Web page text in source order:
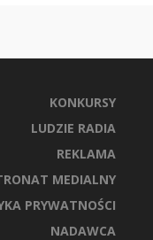
KONKURSY
LUDZIE RADIA
REKLAMA
MEDIALNY
PRYWATNOŚCI
NADAWCA